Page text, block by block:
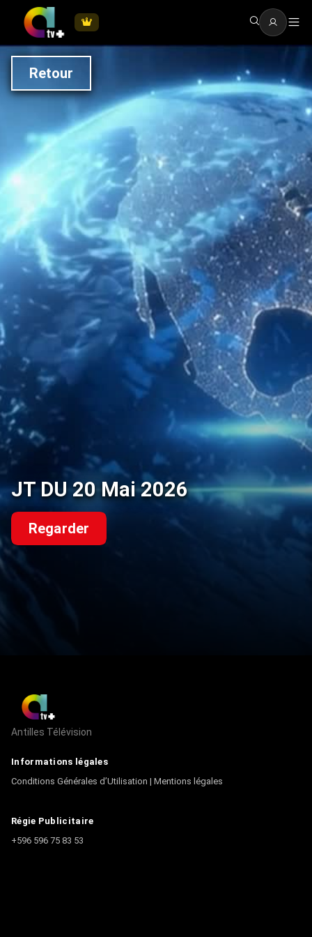
Retour
JT DU 20 Mai 2026
Regarder
Antilles Télévision
Informations légales
Conditions Générales d’Utilisation | Mentions légales
Régie Publicitaire
+596 596 75 83 53